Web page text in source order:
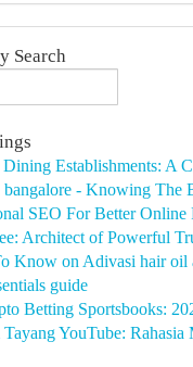
Search
Establishments: A
- Knowing The
SEO For Better Online
Architect of Powerful
Know on Adivasi hair oil
guide
Betting Sportsbooks:
YouTube: Rahasia